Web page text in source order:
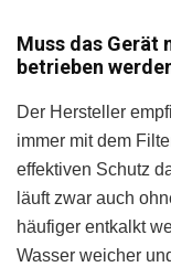
Muss das Gerät
betrieben
Der Hersteller
immer mit dem
effektiven Schutz
läuft zwar auch
häufiger entkalkt
Wasser weicher